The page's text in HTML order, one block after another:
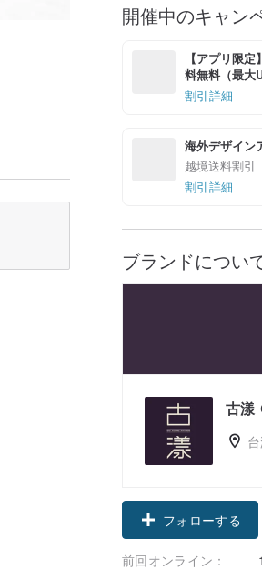
開催中のキャン
【アプリ限
料無料（最大
割引詳細
海外デザイン
越境送料割引
割引詳細
ブランドについ
古漾
フォローする
前回オンライン：